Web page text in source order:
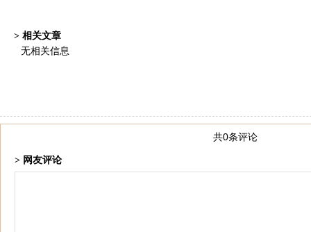
> 相关文章
无相关信息
共0条评论
> 网友评论